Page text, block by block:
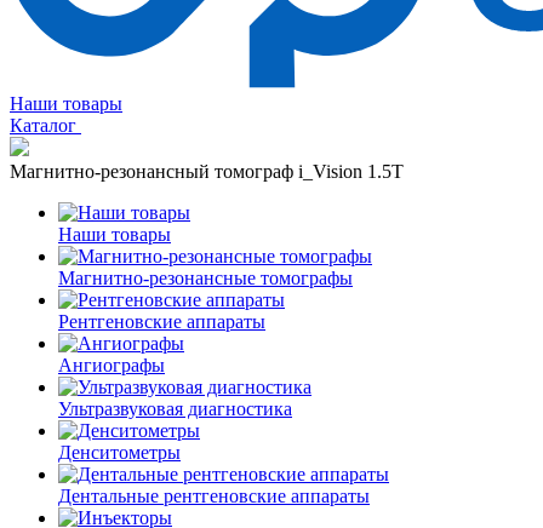
Наши товары
Каталог
Магнитно-резонансный томограф i_Vision 1.5T
Наши товары
Магнитно-резонансные томографы
Рентгеновские аппараты
Ангиографы
Ультразвуковая диагностика
Денситометры
Дентальные рентгеновские аппараты